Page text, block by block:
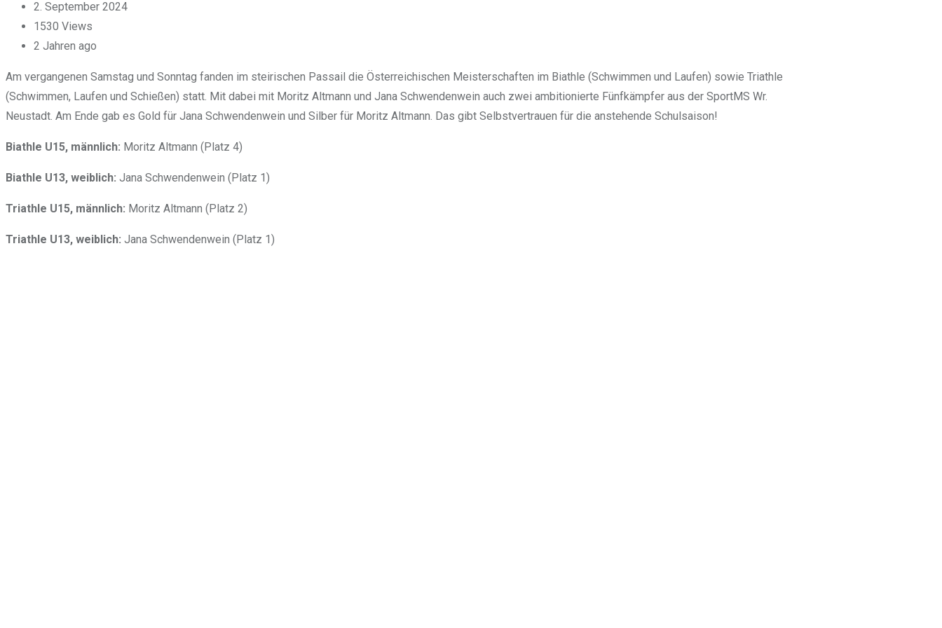
2. September 2024
1530 Views
2 Jahren ago
Am vergangenen Samstag und Sonntag fanden im steirischen Passail die Österreichischen Meisterschaften im Biathle (Schwimmen und Laufen) sowie Triathle
(Schwimmen, Laufen und Schießen) statt. Mit dabei mit Moritz Altmann und Jana Schwendenwein auch zwei ambitionierte Fünfkämpfer aus der SportMS Wr.
Neustadt. Am Ende gab es Gold für Jana Schwendenwein und Silber für Moritz Altmann. Das gibt Selbstvertrauen für die anstehende Schulsaison!
Biathle U15, männlich: Moritz Altmann (Platz 4)
Biathle U13, weiblich: Jana Schwendenwein (Platz 1)
Triathle U15, männlich: Moritz Altmann (Platz 2)
Triathle U13, weiblich: Jana Schwendenwein (Platz 1)